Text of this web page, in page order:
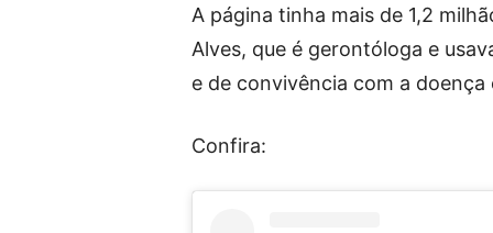
A página tinha mais de 1,2
Alves, que é gerontóloga e
e de convivência com a
Confira: